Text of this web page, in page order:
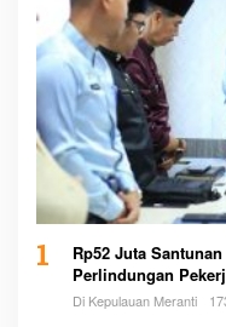
1
Rp52 Juta
Perlindungan
Di Kepulauan Meranti